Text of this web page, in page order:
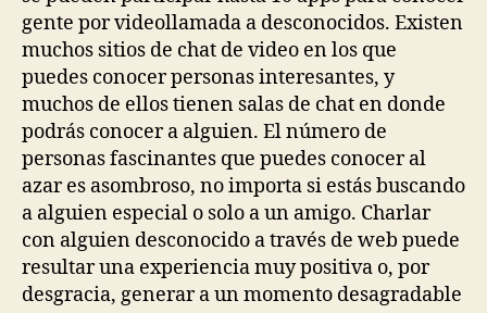
gente por videollamada a desconocidos. Existen
muchos sitios de chat de video en los que
puedes conocer personas interesantes, y
muchos de ellos tienen salas de chat en donde
podrás conocer a alguien. El número de
personas fascinantes que puedes conocer al
azar es asombroso, no importa si estás buscando
a alguien especial o solo a un amigo. Charlar
con alguien desconocido a través de web puede
resultar una experiencia muy positiva o, por
desgracia, generar a un momento desagradable